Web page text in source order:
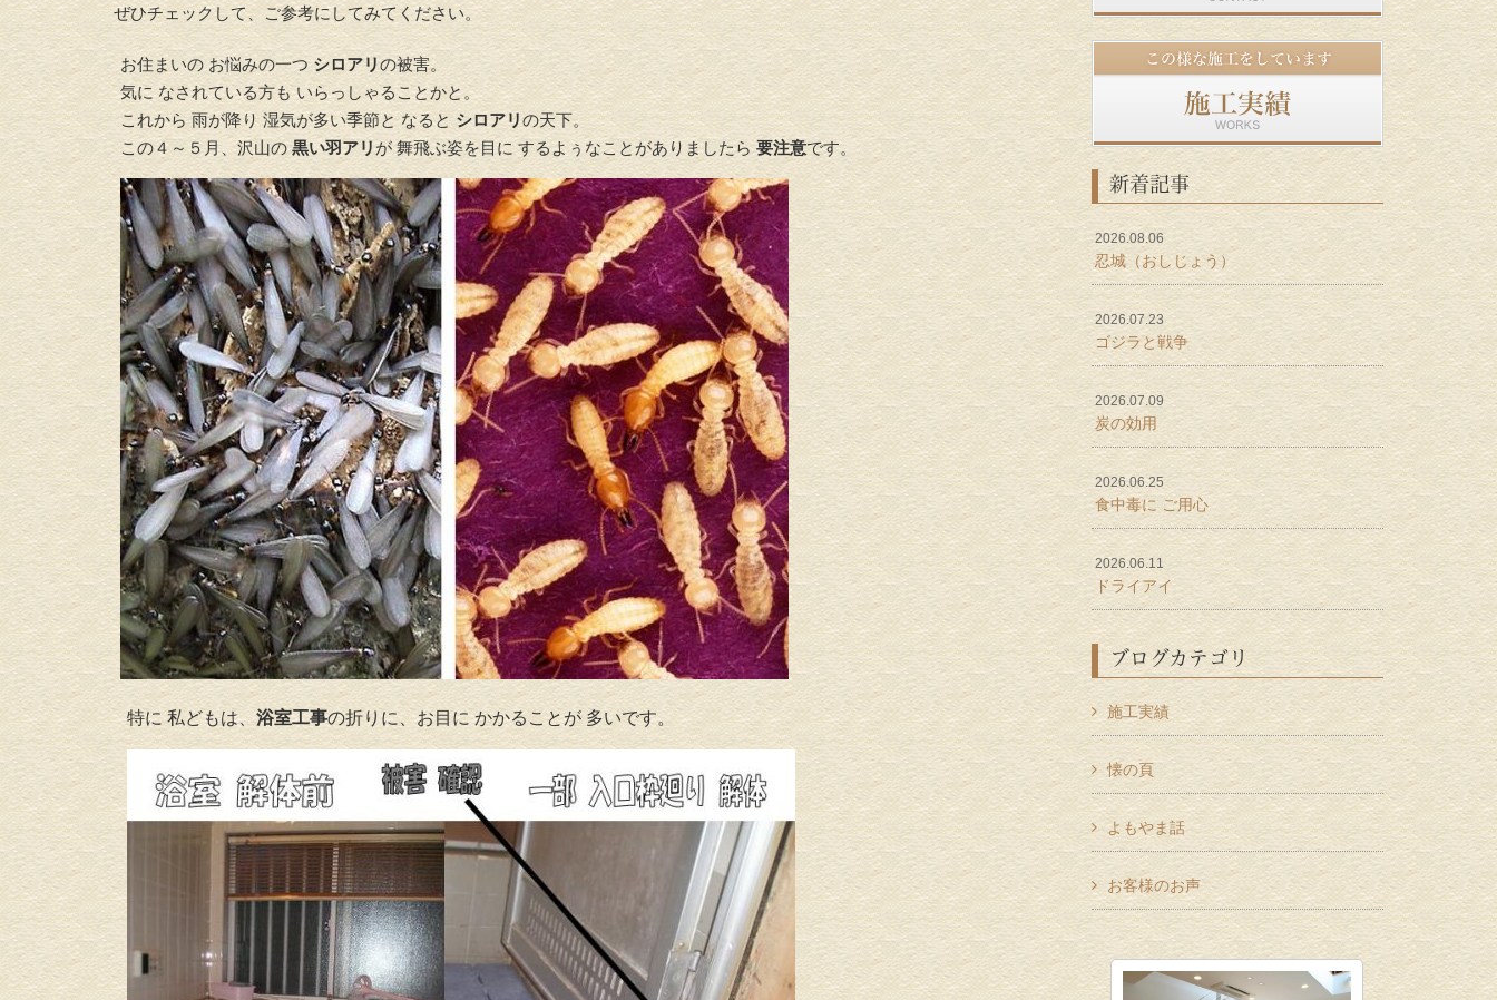
ぜひチェックして、ご参考にしてみてください。
お住まいの お悩みの一つ シロアリの被害。
気に なされている方も いらっしゃることかと。
これから 雨が降り 湿気が多い季節と なると シロアリの天下。
この４～５月、沢山の黒い羽アリが 舞飛ぶ姿を目に するよぅなことがありましたら 要注意です。
特に 私どもは、浴室工事の折りに、お目に かかる ことが 多いです。
新着記事
2026.08.06
忍城（おしじょう）
2026.07.23
ゴジラと戦争
2026.07.09
炭の効用
2026.06.25
食中毒に ご用心
2026.06.11
ドライアイ
ブログカテゴリ
施工実績
懐の頁
よもやま話
お客様のお声